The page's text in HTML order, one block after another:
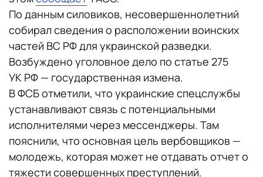
По данным силовиков, несовершеннолетний
собирал сведения о расположении воинских
частей ВС РФ для украинской разведки.
Возбуждено уголовное дело по статье 275
УК РФ — государственная измена.
В ФСБ отметили, что украинские спецслужбы
устанавливают связь с потенциальными
исполнителями через мессенджеры. Там
пояснили, что основная цель вербовщиков —
молодежь, которая может не отдавать отчет о
тяжести совершенных преступлений.